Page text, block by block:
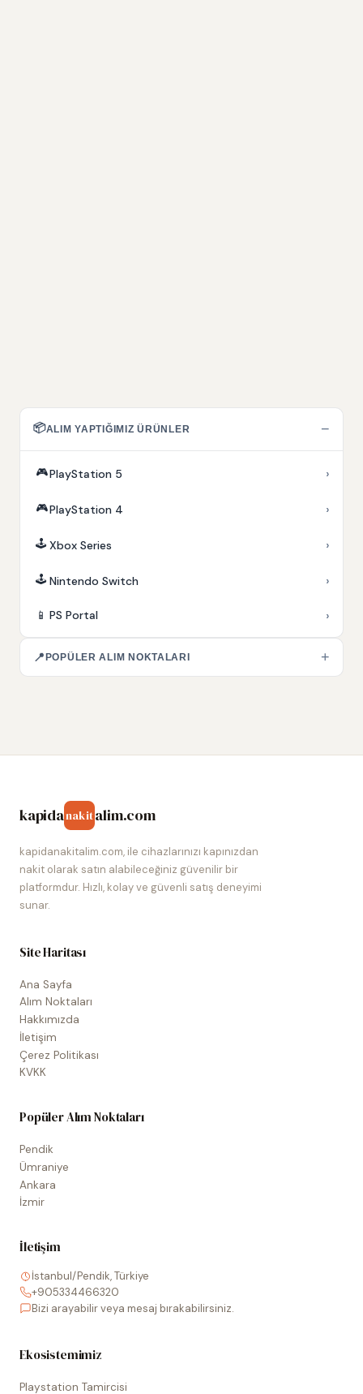
📦ALIM YAPTIĞIMIZ ÜRÜNLER −
🎮PlayStation 5 ›
🎮PlayStation 4 ›
🕹️ Xbox Series ›
🕹️ Nintendo Switch ›
📱 PS Portal ›
📍 POPÜLER ALIM NOKTALARI +
kapidanakitalim.com
kapidanakitalim.com, ile cihazlarınızı kapınızdan
nakit olarak satın alabileceğiniz güvenilir bir
platformdur. Hızlı, kolay ve güvenli satış deneyimi
sunar.
Site Haritası
Ana Sayfa
Alım Noktaları
Hakkımızda
İletişim
Çerez Politikası
KVKK
Popüler Alım Noktaları
Pendik
Ümraniye
Ankara
İzmir
İletişim
İstanbul/Pendik, Türkiye
+905334466320
Bizi arayabilir veya mesaj bırakabilirsiniz.
Ekosistemimiz
Playstation Tamircisi